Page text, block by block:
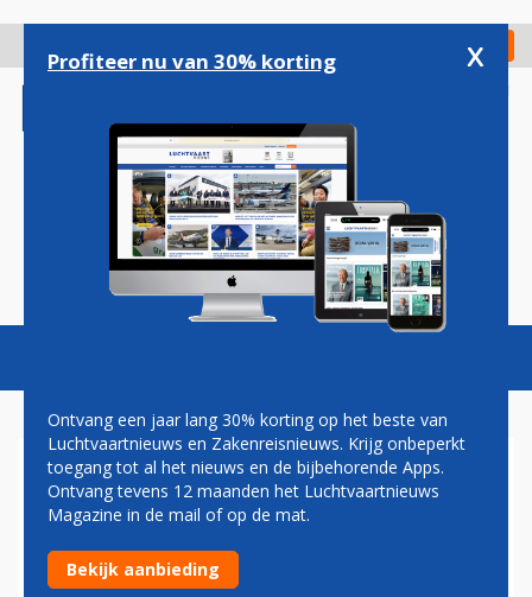
gaan
Check in
Magazine Podcasts Vacatures
CHALAIR
Chalair verbindt Brussels Airport in de zomer met de
Dordogne
Profiteer nu van 30% korting x
Ontvang een jaar lang 30% korting op het beste van
Luchtvaartnieuws en Zakenreisnieuws. Krijg onbeperkt
toegang tot al het nieuws en de bijbehorende Apps.
Ontvang tevens 12 maanden het Luchtvaartnieuws
Magazine in de mail of op de mat.
Bekijk aanbieding